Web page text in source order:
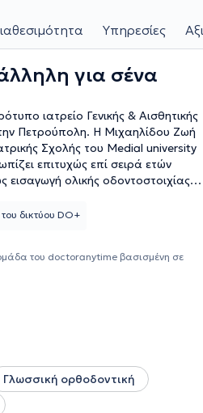
Υπηρεσίες
για σένα
ιατρείο Γενικής & Αισθητικής
Πετρούπολη. Η Μιχαηλίδου Ζωή
Σχολής του Medial university
επιτυχώς επί σειρά ετών
ολικής οδοντοστοιχίας,
και λεύκανση δοντιών. Η
Σημαντικό είναι να
μέρος σε εξειδικευμένα
πρόσωπα των ασθενών της.
δικτύου DO+
του doctoranytime βασισμένη σε
Γλωσσική ορθοδοντική